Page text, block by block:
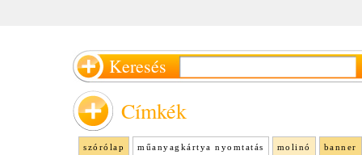
Keresés
Címkék
szórólap műanyagkártya nyomtatás molinó banner